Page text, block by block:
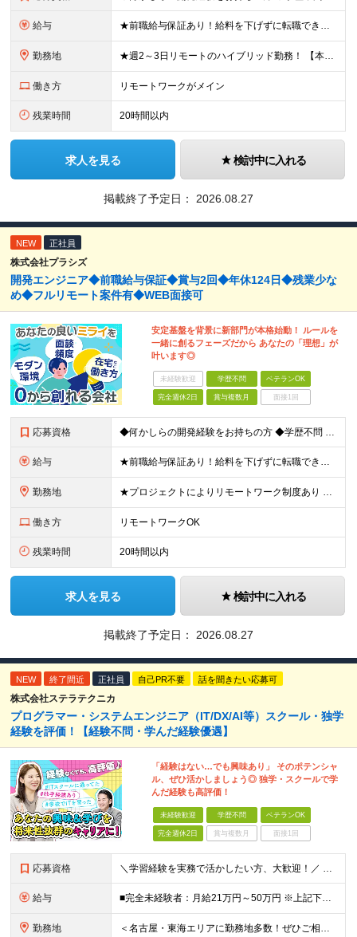
給与 ★前職給与保証あり！給料を下げずに転職できます 月給26万～50万円 ＋ 賞与年2回 ＋諸手当あり ※経験・能力を考慮の上、当社規定により決定します ※上記金額には40時間分の固定残業代(59,9
勤務地 ★週2～3日リモートのハイブリッド勤務！ 【本社】 東京都千代田区神田須田町1-5 ディアマントビル7F ※転居を伴う転勤はありません ※(変更の範囲)上記を除く当社関連勤務地
働き方 リモートワークがメイン
残業時間 20時間以内
求人を見る 検討中に入れる
掲載終了予定日： 2026.08.27
NEW 正社員
株式会社プラシズ
開発エンジニア◆前職給与保証◆賞与2回◆年休124日◆残業少な
め◆フルリモート案件有◆WEB面接可
安定基盤を背景に新部門が本格始動！ ルールを
一緒に創るフェーズだから あなたの「理想」が
叶います◎
未経験歓迎 学歴不問 ベテランOK
完全週休2日 賞与複数月 面接1回
応募資格 ◆何かしらの開発経験をお持ちの方 ◆学歴不問 ◆20代～40代活躍中 ◆こんな方にピッタリです ・会社のルールに縛られず、柔軟に働きたい ・自分の意見を聞いてくれる環境を探している ・安定した経営基
給与 ★前職給与保証あり！給料を下げずに転職できます 月給26万～50万円 ＋ 賞与年2回 ＋諸手当あり ※経験・能力を考慮の上、当社規定により決定します ※上記金額には40時間分の固定残業代(59,9
勤務地 ★プロジェクトによりリモートワーク制度あり 東京都内、または1都3県のクライアント先 ※ご希望や居住地、スキルを考慮の上、参画プロジェクトを決定します。 ※転居を伴う転勤はありません。 【本社】
働き方 リモートワークOK
残業時間 20時間以内
求人を見る 検討中に入れる
掲載終了予定日： 2026.08.27
NEW 終了間近 正社員 自己PR不要 話を聞きたい応募可
株式会社ステラテクニカ
プログラマー・システムエンジニア（IT/DX/AI等）スクール・独学
経験を評価！【経験不問・学んだ経験優遇】
「経験はない…でも興味あり」 そのポテンシャ
ル、ぜひ活かしましょう◎ 独学・スクールで学
んだ経験も高評価！
未経験歓迎 学歴不問 ベテランOK
完全週休2日 賞与複数月 面接1回
応募資格 ＼学習経験を実務で活かしたい方、大歓迎！／ 【学歴・経験不問】 ・未経験OK ・業界未経験OK ・第二新卒歓迎 ・社会人経験が浅い方も歓迎 ・異業種からの転職歓迎 【下記の方歓迎！】 ・プログラミ
給与 ■完全未経験者：月給21万円～50万円 ※上記下限金額は最低保証額 ※経験・スキルに応じて優遇 ※残業代は別途支給
勤務地 ＜名古屋・東海エリアに勤務地多数！ぜひご相談ください＞ 【転勤なし】本社および東海エリアの業務先 本社／愛知県名古屋市中村区名駅 ※敷地内全面禁煙